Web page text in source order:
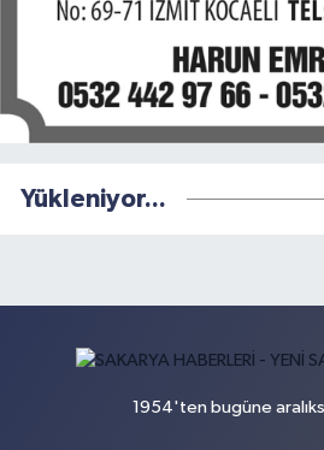
Yükleniyor...
1954'ten bugüne